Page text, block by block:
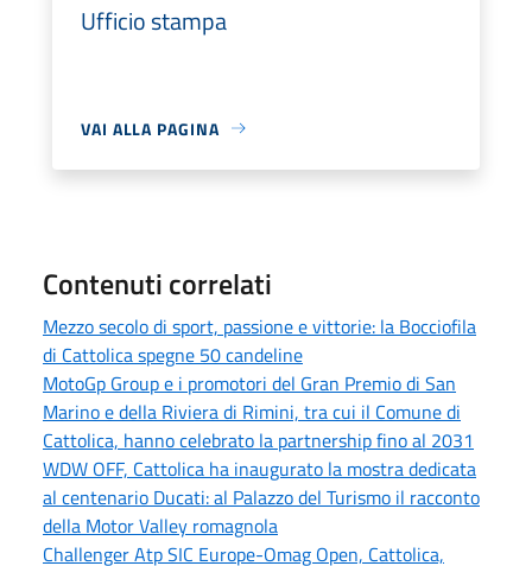
Ufficio stampa
VAI ALLA PAGINA
Contenuti correlati
Mezzo secolo di sport, passione e vittorie: la Bocciofila
di Cattolica spegne 50 candeline
MotoGp Group e i promotori del Gran Premio di San
Marino e della Riviera di Rimini, tra cui il Comune di
Cattolica, hanno celebrato la partnership fino al 2031
WDW OFF, Cattolica ha inaugurato la mostra dedicata
al centenario Ducati: al Palazzo del Turismo il racconto
della Motor Valley romagnola
Challenger Atp SIC Europe-Omag Open, Cattolica,